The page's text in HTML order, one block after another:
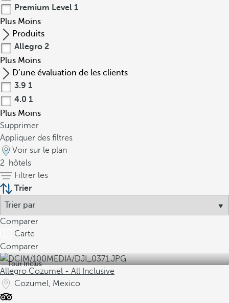
Premium Level 1
Plus Moins
Produits
Allegro 2
Plus Moins
D’une évaluation de les clients
3.9 1
4.0 1
Plus Moins
Supprimer
Appliquer des filtres
Voir sur le plan
2
hôtels
Filtrer les
Trier
Comparer
Carte
Comparer
Tout Inclus
Allegro Cozumel - All Inclusive
Cozumel, Mexico